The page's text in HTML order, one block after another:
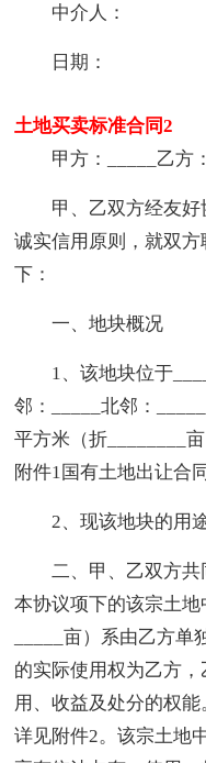
中介人：
日期：
土地买卖标准合同2
甲方：_____乙方
甲、乙双方经友好
诚实信用原则，就双
下：
一、地块概况
1、该地块位于
邻：_____北邻：
平方米（折________
附件1国有土地出让合
2、现该地块的用
二、甲、乙双方
本协议项下的该宗土
_____亩）系由乙方
的实际使用权为乙方
用、收益及处分的权
详见附件2。该宗土地